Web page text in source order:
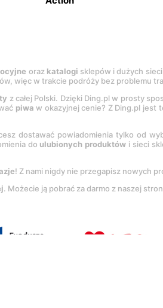
oraz katalogi sklepów i dużych
więc w trakcie podróży bez problemu
z całej Polski. Dzięki Ding.pl w prosty
piwa w okazyjnej cenie? Z Ding.pl jest
dostawać powiadomienia tylko od
do ulubionych produktów i sieci
! Z nami nigdy nie przegapisz nowych
. Możecie ją pobrać za darmo z naszej